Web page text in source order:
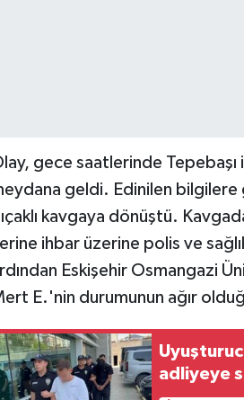
gece saatlerinde
geldi. Edinilen bilgilere
kavgaya dönüştü.
ihbar üzerine polis ve
Eskişehir Osmangazi
E.'nin durumunun ağır
adliyeye